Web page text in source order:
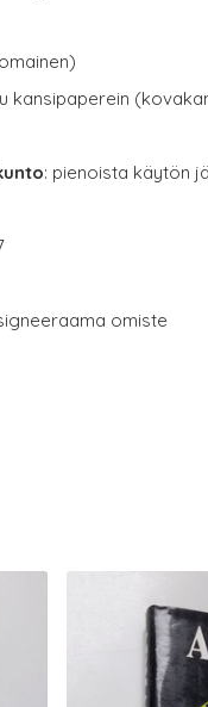
kansipaperein
: pienoista käytön
omiste